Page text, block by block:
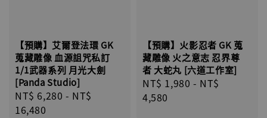
【預購】艾爾登法環 GK
蒐藏雕像 血源詛咒私訂
1/1武器系列 月光大劍
[Panda Studio]
Regular
price
NT$ 6,280 - NT$
16,480
【預購】火影忍者 GK 蒐
藏雕像 火之意志 忍界尊
者 大蛇丸 [六道工作室]
Regular
price
NT$ 1,980 - NT$
4,580